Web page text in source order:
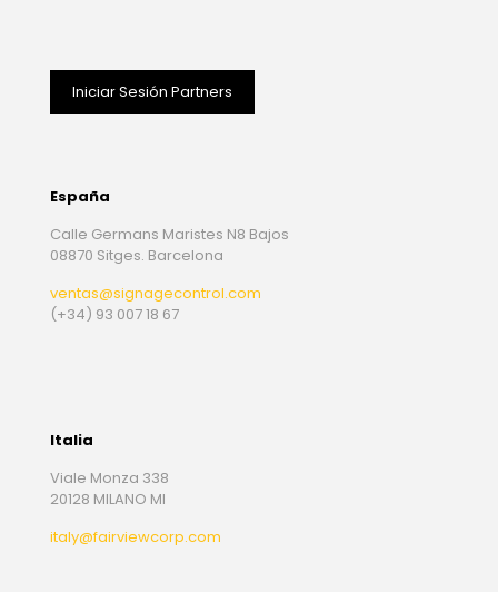
Iniciar Sesión Partners
España
Calle Germans Maristes N8 Bajos
08870 Sitges. Barcelona
ventas@signagecontrol.com
(+34) 93 007 18 67
Italia
Viale Monza 338
20128 MILANO MI
italy@fairviewcorp.com